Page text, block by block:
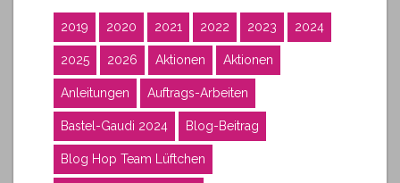
2019 2020 2021 2022 2023 2024
2025 2026 Aktionen Aktionen
Anleitungen Auftrags-Arbeiten
Bastel-Gaudi 2024 Blog-Beitrag
Blog Hop Team Lüftchen